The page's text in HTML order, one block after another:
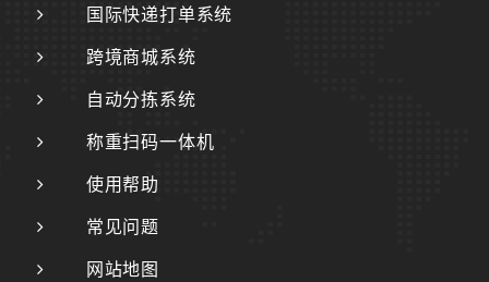
国际快递打单系统
跨境商城系统
自动分拣系统
称重扫码一体机
使用帮助
常见问题
网站地图